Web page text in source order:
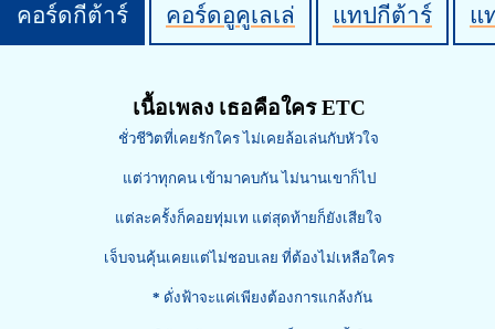
คอร์ดกีต้าร์ คอร์ดอูคูเลเล่ แทปกีต้าร์ แ
เนื้อเพลง เธอคือใคร ETC
ชั่วชีวิตที่เคยรักใคร ไม่เคยล้อเล่นกับหัวใจ
แต่ว่าทุกคน เข้ามาคบกัน ไม่นานเขาก็ไป
แต่ละครั้งก็คอยทุ่มเท แต่สุดท้ายก็ยังเสียใจ
เจ็บจนคุ้นเคยแต่ไม่ชอบเลย ที่ต้องไม่เหลือใคร
* ดั่งฟ้าจะแค่เพียงต้องการแกล้งกัน